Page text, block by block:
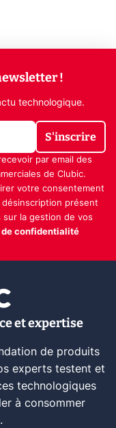
!
technologique.
S'inscrire
par email des
de Clubic.
votre consentement
présent
sur la gestion de vos
de confidentialité
et expertise
de produits
experts testent et
technologiques
à consommer